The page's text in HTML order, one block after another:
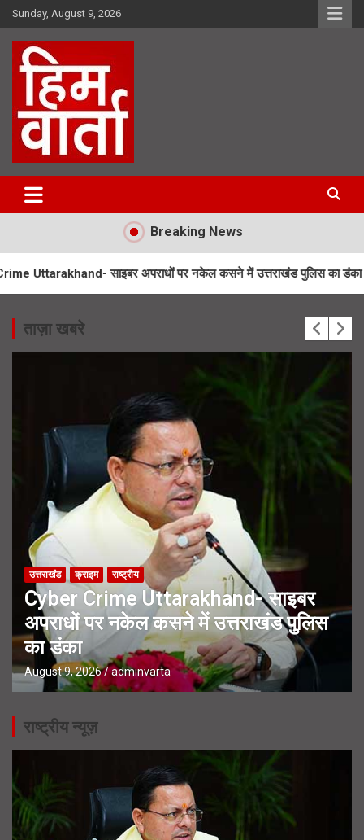
Skip
to
content
Sunday, August 9, 2026
Him Varta
Breaking News
साइबर अपराधों पर नकेल कसने में उत्तराखंड पुलिस का डंका Flying
ताज़ा खबरे
उत्तराखंड क्राइम राष्ट्रीय
Cyber Crime Uttarakhand- साइबर
अपराधों पर नकेल कसने में उत्तराखंड पुलिस
का डंका
August 9, 2026 adminvarta
राष्ट्रीय न्यूज़